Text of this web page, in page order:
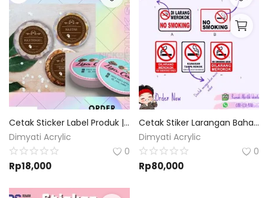
Cetak Sticker Label Produk | Bahan Vinyl uk.A3 | Bebas Custom |
Dimyati Acrylic
0
Rp18,000
Cetak Stiker Larangan Bahan Ritra vynil | Custom Desain dan Ukuran
Dimyati Acrylic
0
Rp80,000